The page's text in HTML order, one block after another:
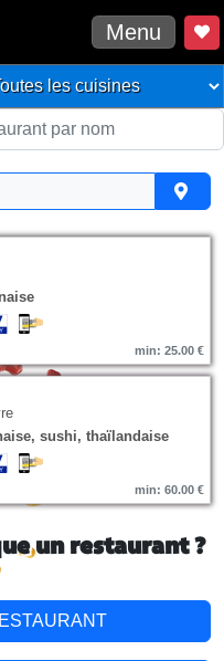
Menu
min: 25.00 €
sushi, thaïlandaise
min: 60.00 €
un restaurant ?